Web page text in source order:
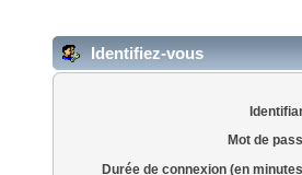
Identifiez-vous
Mot de
Durée de connexion (en